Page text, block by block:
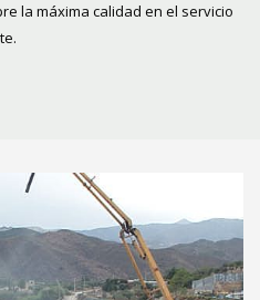
la máxima calidad en el servicio